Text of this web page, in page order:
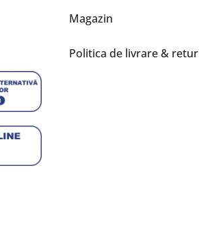
Magazin
Politica de livrare & retur